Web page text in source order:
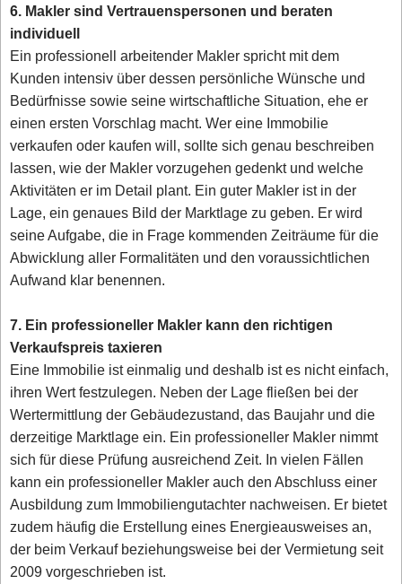
6. Makler sind Vertrauenspersonen und beraten
individuell
Ein professionell arbeitender Makler spricht mit dem
Kunden intensiv über dessen persönliche Wünsche und
Bedürfnisse sowie seine wirtschaftliche Situation, ehe er
einen ersten Vorschlag macht. Wer eine Immobilie
verkaufen oder kaufen will, sollte sich genau beschreiben
lassen, wie der Makler vorzugehen gedenkt und welche
Aktivitäten er im Detail plant. Ein guter Makler ist in der
Lage, ein genaues Bild der Marktlage zu geben. Er wird
seine Aufgabe, die in Frage kommenden Zeiträume für die
Abwicklung aller Formalitäten und den voraussichtlichen
Aufwand klar benennen.
7. Ein professioneller Makler kann den richtigen
Verkaufspreis taxieren
Eine Immobilie ist einmalig und deshalb ist es nicht einfach,
ihren Wert festzulegen. Neben der Lage fließen bei der
Wertermittlung der Gebäudezustand, das Baujahr und die
derzeitige Marktlage ein. Ein professioneller Makler nimmt
sich für diese Prüfung ausreichend Zeit. In vielen Fällen
kann ein professioneller Makler auch den Abschluss einer
Ausbildung zum Immobiliengutachter nachweisen. Er bietet
zudem häufig die Erstellung eines Energieausweises an,
der beim Verkauf beziehungsweise bei der Vermietung seit
2009 vorgeschrieben ist.